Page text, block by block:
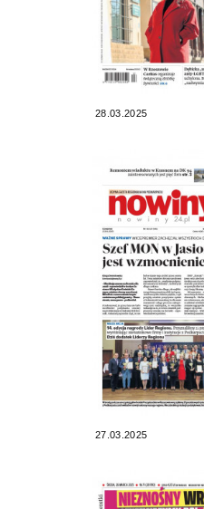
28.03.2025
27.03.2025